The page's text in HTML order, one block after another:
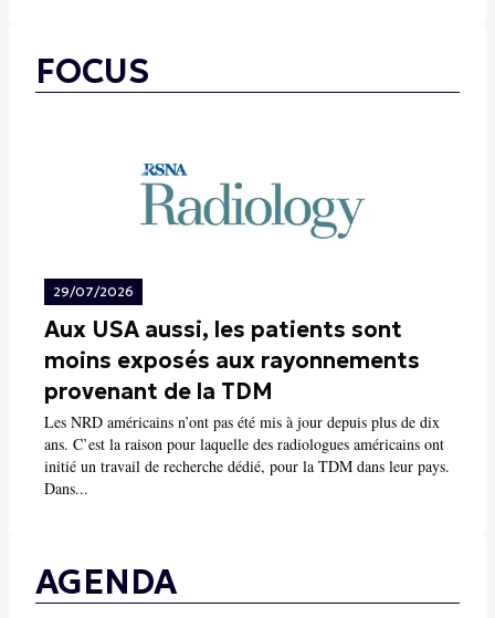
FOCUS
29/07/2026
Aux USA aussi, les patients sont
moins exposés aux rayonnements
provenant de la TDM
Les NRD américains n’ont pas été mis à jour depuis plus de dix
ans. C’est la raison pour laquelle des radiologues américains ont
initié un travail de recherche dédié, pour la TDM dans leur pays.
Dans...
AGENDA